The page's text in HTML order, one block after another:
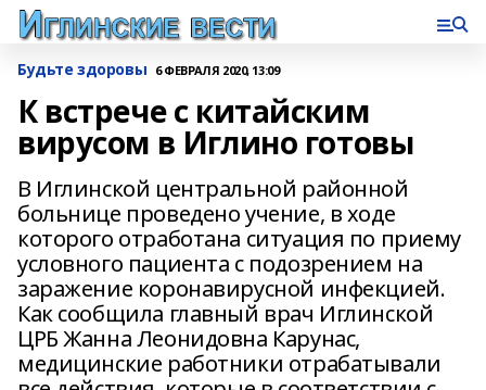
Будьте здоровы 6 ФЕВРАЛЯ 2020, 13:09
К встрече с китайским
вирусом в Иглино готовы
В Иглинской центральной районной
больнице проведено учение, в ходе
которого отработана ситуация по приему
условного пациента с подозрением на
заражение коронавирусной инфекцией.
Как сообщила главный врач Иглинской
ЦРБ Жанна Леонидовна Карунас,
медицинские работники отрабатывали